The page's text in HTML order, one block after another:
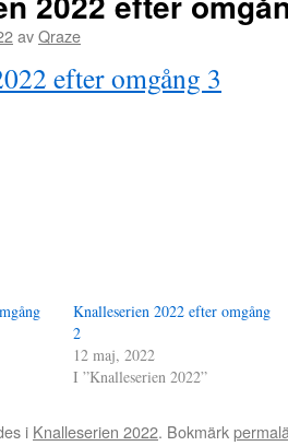
avQraze
efter omgång 3
Knalleserien 2022 efter omgång
2
12 maj, 2022
I ”Knalleserien 2022”
i Knalleserien 2022. Bokmärk